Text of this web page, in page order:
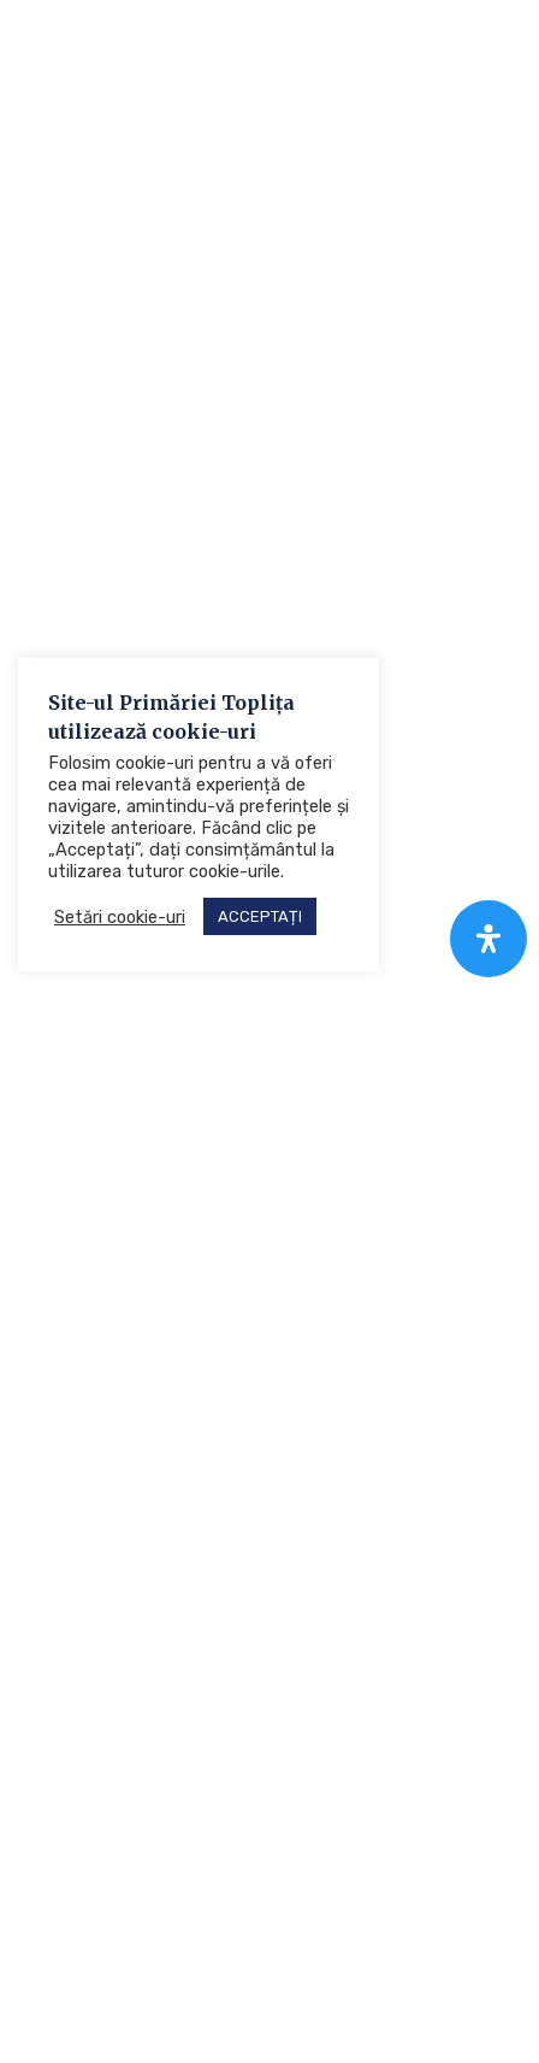
Site-ul Primăriei Toplița
utilizează cookie-uri
Folosim cookie-uri pentru a vă oferi
cea mai relevantă experiență de
navigare, amintindu-vă preferințele și
vizitele anterioare. Făcând clic pe
„Acceptați”, dați consimțământul la
utilizarea tuturor cookie-urile.
Setări cookie-uri ACCEPTAȚI